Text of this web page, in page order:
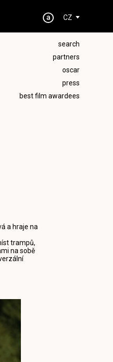
CZ
search
partners
oscar
press
best film awardees
a hraje na
trampů,
na sobě